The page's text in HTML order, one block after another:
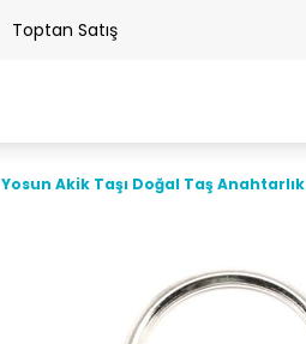
Toptan Satış
Yosun Akik Taşı Doğal Taş Anahtarlık